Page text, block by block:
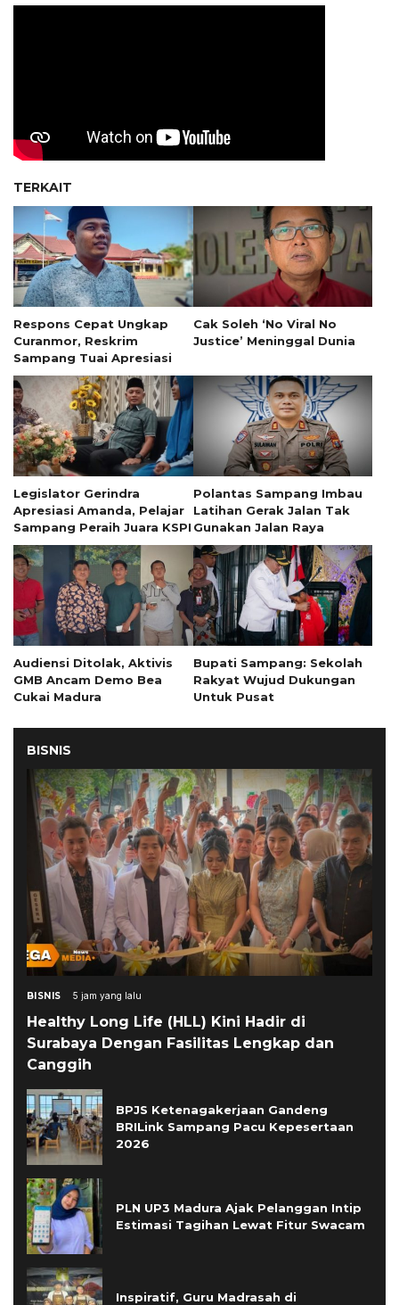
TERKAIT
Respons Cepat Ungkap
Curanmor, Reskrim
Sampang Tuai Apresiasi
Cak Soleh ‘No Viral No
Justice’ Meninggal Dunia
Legislator Gerindra
Apresiasi Amanda, Pelajar
Sampang Peraih Juara KSPI
Polantas Sampang Imbau
Latihan Gerak Jalan Tak
Gunakan Jalan Raya
Audiensi Ditolak, Aktivis
GMB Ancam Demo Bea
Cukai Madura
Bupati Sampang: Sekolah
Rakyat Wujud Dukungan
Untuk Pusat
BISNIS
BISNIS 5 jam yang lalu
Healthy Long Life (HLL) Kini Hadir di
Surabaya Dengan Fasilitas Lengkap dan
Canggih
BPJS Ketenagakerjaan Gandeng
BRILink Sampang Pacu Kepesertaan
2026
PLN UP3 Madura Ajak Pelanggan Intip
Estimasi Tagihan Lewat Fitur Swacam
Inspiratif, Guru Madrasah di